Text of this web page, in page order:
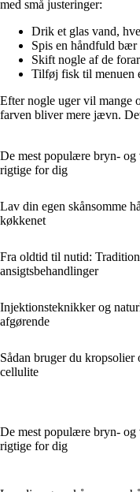
med små justeringer:
Drik et glas vand,
Spis en håndfuld
Skift nogle af de
Tilføj fisk til menuen
Efter nogle uger vil mange
farven bliver mere jævn.
De mest populære bryn- og
rigtige for dig
Lav din egen skånsomme
køkkenet
Fra oldtid til nutid:
ansigtsbehandlinger
Injektionsteknikker og
afgørende
Sådan bruger du kropsolier
cellulite
De mest populære bryn- og
rigtige for dig